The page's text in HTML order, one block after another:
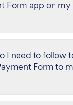
Form app on my
I need to follow
Form to